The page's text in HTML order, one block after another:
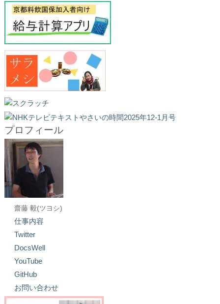
プロフィール
齋藤 毅(ツヨシ)
仕事内容
Twitter
DocsWell
YouTube
GitHub
お問い合わせ